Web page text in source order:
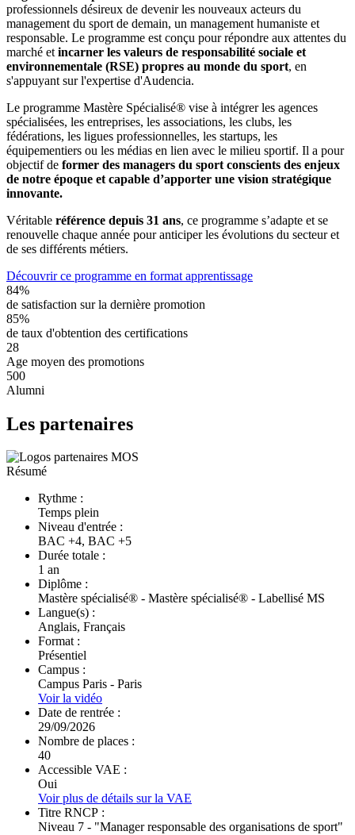
professionnels désireux de devenir les nouveaux acteurs du
management du sport de demain, un management humaniste et
responsable. Le programme est conçu pour répondre aux attentes du
marché et incarner les valeurs de responsabilité sociale et
environnementale (RSE) propres au monde du sport, en
s'appuyant sur l'expertise d'Audencia.
Le programme Mastère Spécialisé® vise à intégrer les agences
spécialisées, les entreprises, les associations, les clubs, les
fédérations, les ligues professionnelles, les startups, les
équipementiers ou les médias en lien avec le milieu sportif. Il a pour
objectif de former des managers du sport conscients des enjeux
de notre époque et capable d’apporter une vision stratégique
innovante.
Véritable référence depuis 31 ans, ce programme s’adapte et se
renouvelle chaque année pour anticiper les évolutions du secteur et
de ses différents métiers.
Découvrir ce programme en format apprentissage
84%
de satisfaction sur la dernière promotion
85%
de taux d'obtention des certifications
28
Age moyen des promotions
500
Alumni
Les partenaires
Résumé
Rythme :
Temps plein
Niveau d'entrée :
BAC +4, BAC +5
Durée totale :
1 an
Diplôme :
Mastère spécialisé® - Mastère spécialisé® - Labellisé MS
Langue(s) :
Anglais, Français
Format :
Présentiel
Campus :
Campus Paris - Paris
Voir la vidéo
Date de rentrée :
29/09/2026
Nombre de places :
40
Accessible VAE :
Oui
Voir plus de détails sur la VAE
Titre RNCP :
Niveau 7 - "Manager responsable des organisations de sport"